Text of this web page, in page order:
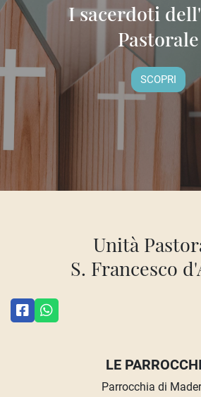
I sacerdoti
Pastorale
SCOPRI
Unità
S. Francesco
LE
Parrocchia di